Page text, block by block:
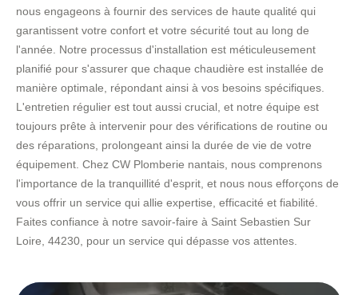
nous engageons à fournir des services de haute qualité qui
garantissent votre confort et votre sécurité tout au long de
l'année. Notre processus d'installation est méticuleusement
planifié pour s'assurer que chaque chaudière est installée de
manière optimale, répondant ainsi à vos besoins spécifiques.
L'entretien régulier est tout aussi crucial, et notre équipe est
toujours prête à intervenir pour des vérifications de routine ou
des réparations, prolongeant ainsi la durée de vie de votre
équipement. Chez CW Plomberie nantais, nous comprenons
l'importance de la tranquillité d'esprit, et nous nous efforçons de
vous offrir un service qui allie expertise, efficacité et fiabilité.
Faites confiance à notre savoir-faire à Saint Sebastien Sur
Loire, 44230, pour un service qui dépasse vos attentes.